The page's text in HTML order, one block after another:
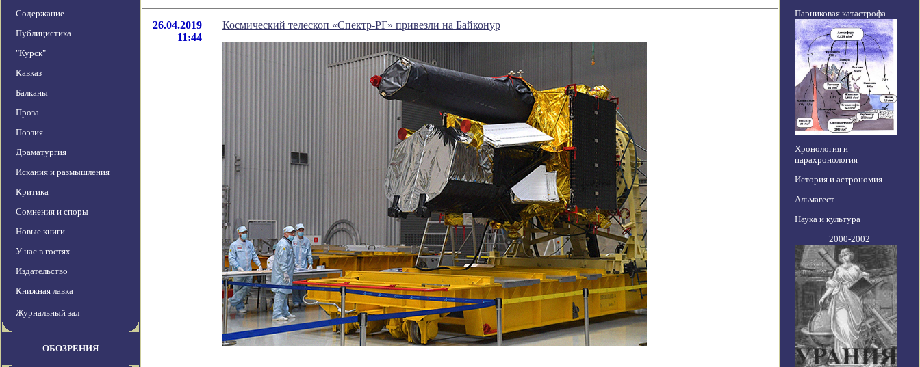
Содержание
Публицистика
"Курск"
Кавказ
Балканы
Проза
Поэзия
Драматургия
Искания и размышления
Критика
Сомнения и споры
Новые книги
У нас в гостях
Издательство
Книжная лавка
Журнальный зал
ОБОЗРЕНИЯ
26.04.2019
11:44
Космический телескоп «Спектр-РГ» привезли на Байконур
Парниковая катастрофа
Хронология и
парахронология
История и астрономия
Альмагест
Наука и культура
2000-2002